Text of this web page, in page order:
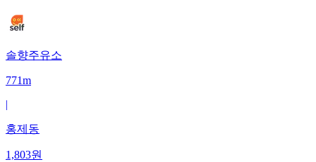
솔향주유소
771m
|
홍제동
1,803원